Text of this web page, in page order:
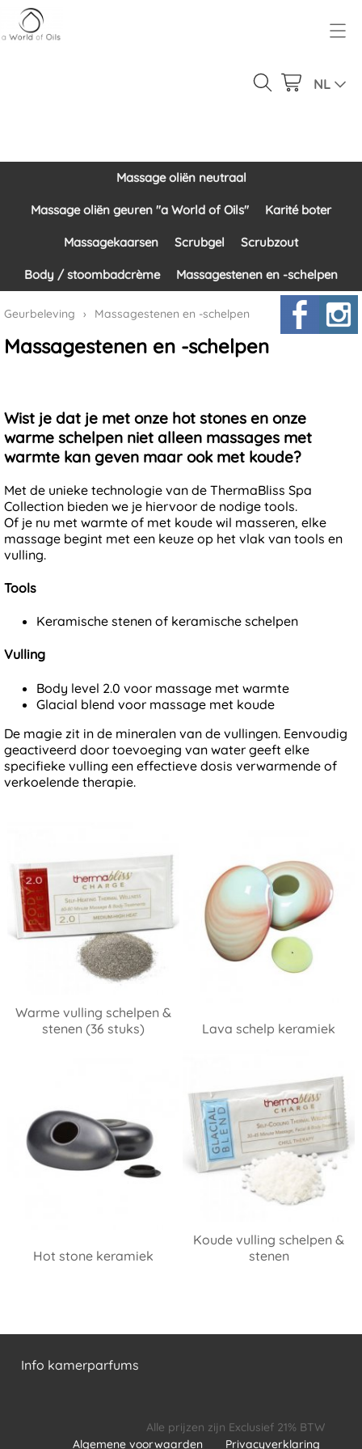
Over ons
Massage oliën geuren "a World of Oils"
Karité boter
Massagekaarsen
Scrubgel
Body / stoombadcrème
NL
Massage oliën neutraal
Massage oliën geuren "a World of Oils" Karité boter
Massagekaarsen Scrubgel Scrubzout
Body / stoombadcrème Massagestenen en -schelpen
Geurbeleving › Massagestenen en -schelpen
Massagestenen en -schelpen
Wist je dat je met onze hot stones en onze
warme schelpen niet alleen massages met
warmte kan geven maar ook met koude?
Met de unieke technologie van de ThermaBliss Spa
Collection bieden we je hiervoor de nodige tools.
Of je nu met warmte of met koude wil masseren, elke
massage begint met een keuze op het vlak van tools en
vulling.
Tools
Keramische stenen of keramische schelpen
Vulling
Body level 2.0 voor massage met warmte
Glacial blend voor massage met koude
De magie zit in de mineralen van de vullingen. Eenvoudig
geactiveerd door toevoeging van water geeft elke
specifieke vulling een effectieve dosis verwarmende of
verkoelende therapie.
Warme vulling schelpen &
stenen (36 stuks)
Lava schelp keramiek
Hot stone keramiek
Koude vulling schelpen &
stenen
Info kamerparfums
Alle prijzen zijn Exclusief 21% BTW
Algemene voorwaarden
Privacyverklaring